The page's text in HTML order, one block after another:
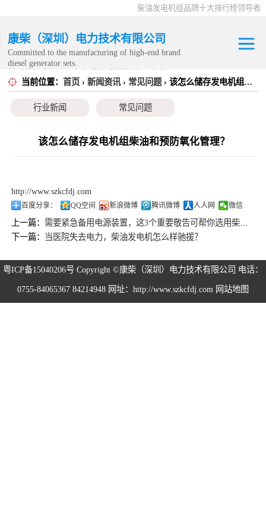
柴油发电机组品牌十大排行榜领导者
康柴（深圳）电力技术有限公司
Committed to the manufacturing of high-end brand
diesel generator sets.
务范围内。
当前位置： 首页 › 新闻资讯› 常见问题 › 该怎么储存发电机组柴油和预防氧化管理？
行业新闻 常见问题
该怎么储存发电机组柴油和预防氧化管理？
http://www.szkcfdj.com
百度分享： QQ空间 新浪微博 腾讯微博 人人网 微信
上一篇： 需要紧急备用电源装置，这3个重要敬告可帮你选用柴油发电机
下一篇： 当医院失去电力，柴油发电机怎么样驰援？
粤ICP备15040206号 Copyright ©康柴（深圳）电力技术有限公司 电话：
0755-84065367 84214948 网址：http://www.szkcfdj.com 网站地图
康明斯发电机组
静音发电机组
移动发电机组
发电机租赁
CPG原厂整机